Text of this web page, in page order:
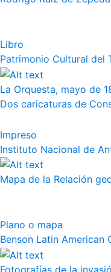
Libro
Patrimonio Cultural del
La Orquesta, mayo de
Dos caricaturas de
Impreso
Instituto Nacional de
Mapa de la Relación
Plano o mapa
Benson Latin American
Fotografías de la